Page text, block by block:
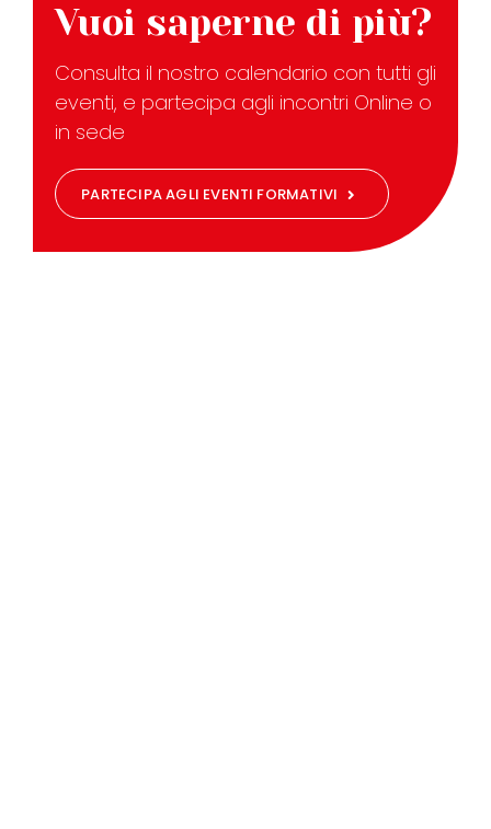
Vuoi saperne di più?
Consulta il nostro calendario con tutti gli
eventi, e partecipa agli incontri Online o
in sede
PARTECIPA AGLI EVENTI FORMATIVI